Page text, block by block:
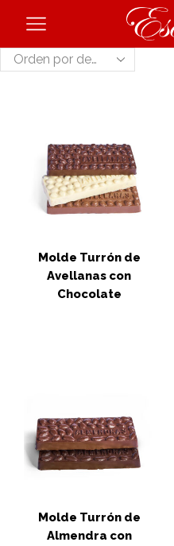
Molde Turrón de
Avellanas con
Chocolate
Molde Turrón de
Almendra con